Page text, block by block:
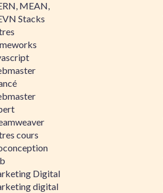
MEAN,
Stacks
cours
Digital
digital